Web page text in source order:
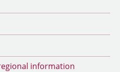
information